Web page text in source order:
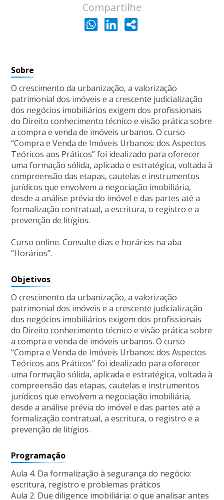
Sobre
O crescimento da urbanização, a valorização
patrimonial dos imóveis e a crescente judicialização
dos negócios imobiliários exigem dos profissionais
do Direito conhecimento técnico e visão prática sobre
a compra e venda de imóveis urbanos. O curso
“Compra e Venda de Imóveis Urbanos: dos Aspectos
Teóricos aos Práticos” foi idealizado para oferecer
uma formação sólida, aplicada e estratégica, voltada à
compreensão das etapas, cautelas e instrumentos
jurídicos que envolvem a negociação imobiliária,
desde a análise prévia do imóvel e das partes até a
formalização contratual, a escritura, o registro e a
prevenção de litígios.
Curso online. Consulte dias e horários na aba
“Horários”.
Objetivos
O crescimento da urbanização, a valorização
patrimonial dos imóveis e a crescente judicialização
dos negócios imobiliários exigem dos profissionais
do Direito conhecimento técnico e visão prática sobre
a compra e venda de imóveis urbanos. O curso
“Compra e Venda de Imóveis Urbanos: dos Aspectos
Teóricos aos Práticos” foi idealizado para oferecer
uma formação sólida, aplicada e estratégica, voltada à
compreensão das etapas, cautelas e instrumentos
jurídicos que envolvem a negociação imobiliária,
desde a análise prévia do imóvel e das partes até a
formalização contratual, a escritura, o registro e a
prevenção de litígios.
Programação
Aula 4. Da formalização à segurança do negócio:
escritura, registro e problemas práticos
Aula 2. Due diligence imobiliária: o que analisar antes
Compartilhe